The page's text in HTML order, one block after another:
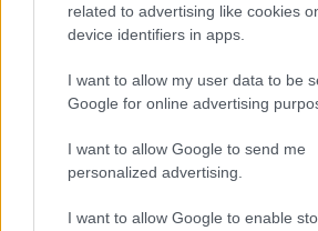
related to advertising like cookies
device identifiers in apps.
I want to allow my user data to be
Google for online advertising
I want to allow Google to send me
personalized advertising.
I want to allow Google to enable